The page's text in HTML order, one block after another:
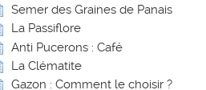
Semer des Graines de Panais
La Passiflore
Anti Pucerons : Café
La Clématite
Gazon : Comment le choisir ?